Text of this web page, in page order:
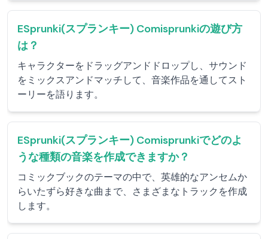
ESprunki(スプランキー) Comisprunkiの遊び方
は？
キャラクターをドラッグアンドドロップし、サウンド
をミックスアンドマッチして、音楽作品を通してスト
ーリーを語ります。
ESprunki(スプランキー) Comisprunkiでどのよ
うな種類の音楽を作成できますか？
コミックブックのテーマの中で、英雄的なアンセムか
らいたずら好きな曲まで、さまざまなトラックを作成
します。